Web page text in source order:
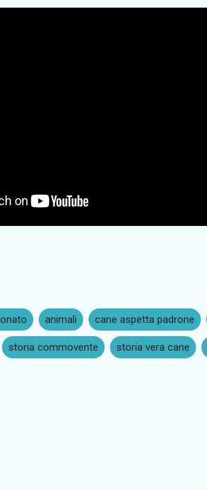
animali cane aspetta padrone
storia commovente storia vera cane